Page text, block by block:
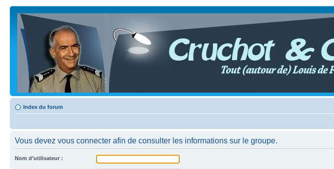
Index du forum
Vous devez vous connecter afin de consulter les informations sur le groupe.
Nom d’utilisateur :